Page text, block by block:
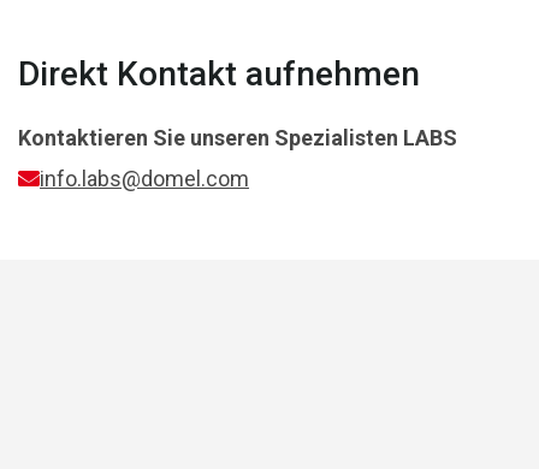
Direkt Kontakt aufnehmen
Kontaktieren Sie unseren Spezialisten LABS
info.labs@domel.com